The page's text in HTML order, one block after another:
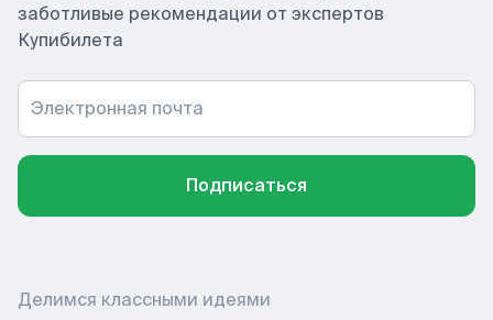
заботливые рекомендации от экспертов
Купибилета
Электронная почта
Подписаться
Делимся классными идеями